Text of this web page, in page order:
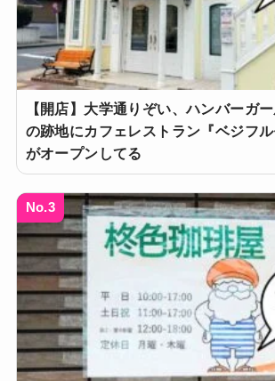
【開店】大学通りぞい、ハンバーガ
の跡地にカフェレストラン『ベジフル
がオープンしてる
No.3